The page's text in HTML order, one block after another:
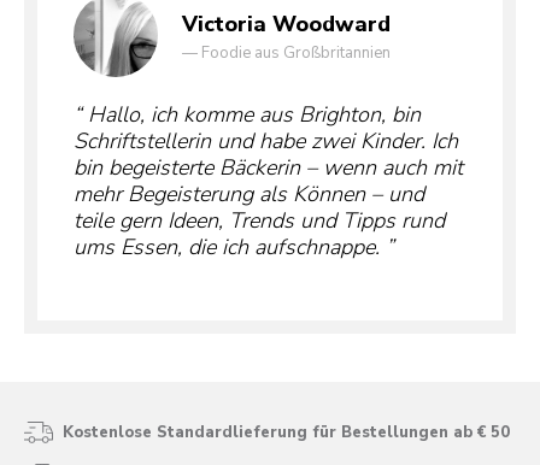
Victoria Woodward
— Foodie aus Großbritannien
Hallo, ich komme aus Brighton, bin
Schriftstellerin und habe zwei Kinder. Ich
bin begeisterte Bäckerin – wenn auch mit
mehr Begeisterung als Können – und
teile gern Ideen, Trends und Tipps rund
ums Essen, die ich aufschnappe.
Kostenlose Standardlieferung für Bestellungen ab € 50